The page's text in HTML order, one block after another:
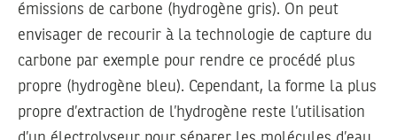
émissions de carbone (hydrogène gris). On peut
envisager de recourir à la technologie de capture du
carbone par exemple pour rendre ce procédé plus
propre (hydrogène bleu). Cependant, la forme la plus
propre d’extraction de l’hydrogène reste l’utilisation